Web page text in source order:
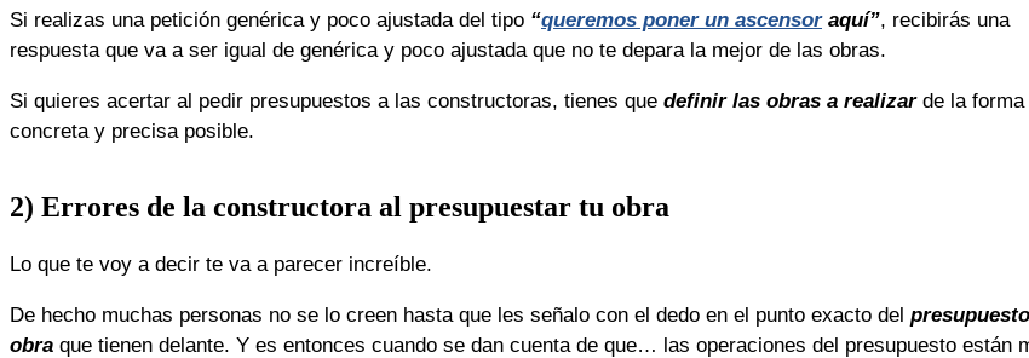
Si realizas una petición genérica y poco ajustada del tipo “queremos poner un ascensoraquí”, recibirás una
respuesta que va a ser igual de genérica y poco ajustada que no te depara la mejor de las obras.
Si quieres acertar al pedir presupuestos a las constructoras, tienes que definir las obras a realizarde la forma
concreta y precisa posible.
2) Errores de la constructora al presupuestar tu obra
Lo que te voy a decir te va a parecer increíble.
De hecho muchas personas no se lo creen hasta que les señalo con el dedo en el punto exacto del
obra que tienen delante. Y es entonces cuando se dan cuenta de que… las operaciones del presupuesto están